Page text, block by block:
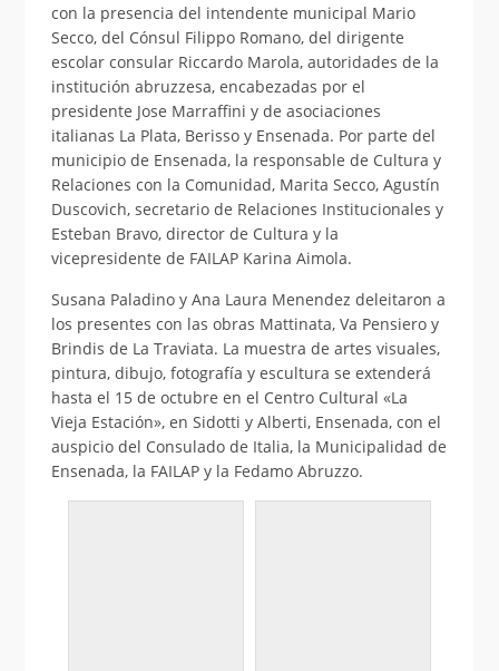
con la presencia del intendente municipal Mario
Secco, del Cónsul Filippo Romano, del dirigente
escolar consular Riccardo Marola, autoridades de la
institución abruzzesa, encabezadas por el
presidente Jose Marraffini y de asociaciones
italianas La Plata, Berisso y Ensenada. Por parte del
municipio de Ensenada, la responsable de Cultura y
Relaciones con la Comunidad, Marita Secco, Agustín
Duscovich, secretario de Relaciones Institucionales y
Esteban Bravo, director de Cultura y la
vicepresidente de FAILAP Karina Aimola.
Susana Paladino y Ana Laura Menendez deleitaron a
los presentes con las obras Mattinata, Va Pensiero y
Brindis de La Traviata. La muestra de artes visuales,
pintura, dibujo, fotografía y escultura se extenderá
hasta el 15 de octubre en el Centro Cultural «La
Vieja Estación», en Sidotti y Alberti, Ensenada, con el
auspicio del Consulado de Italia, la Municipalidad de
Ensenada, la FAILAP y la Fedamo Abruzzo.